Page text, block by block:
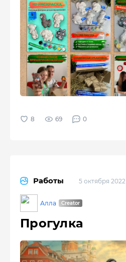
69 0
Работы 5 октября 2022
Алла
Прогулка